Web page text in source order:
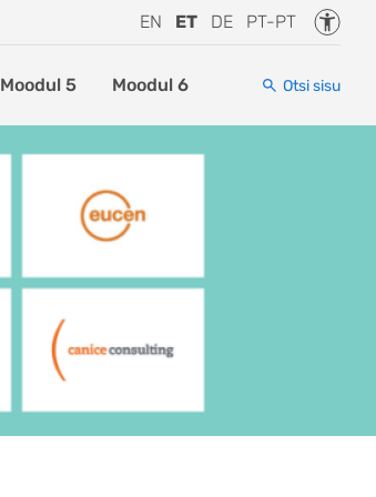
EN ET DE PT-PT
Moodul 5 Moodul 6 Otsi sisu